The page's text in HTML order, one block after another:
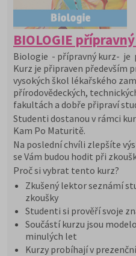
BIOLOGIE
Biologie - přípravný kurz- je
Kurz je připraven především
vysokých škol lékařského
přírodovědeckých,
fakultách a dobře připraví
Studenti dostanou v rámci
Kam Po Maturitě.
Na poslední chvíli zlepšíte
se Vám budou hodit při
Proč si vybrat tento kurz?
Zkušený lektor seznámí
zkoušky
Studenti si prověří svoje
Součástí kurzu jsou
minulých let
Kurzy probíhají v